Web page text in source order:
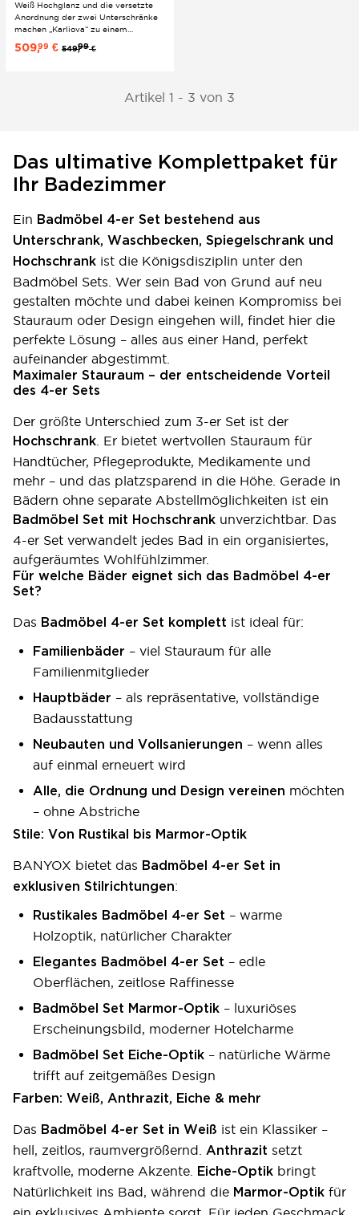
Hochglanz | 2
versetzte
Unterschränke |
Weiß Hochglanz und die versetzte
Anordnung der zwei Unterschränke
machen „Karliova“ zu einem
hängende Gestaltung wirkt leicht
509,99 € 549,99€
Artikel 1 - 3 von 3
Das ultimative Komplettpaket für
Ihr Badezimmer
Ein Badmöbel 4-er Set bestehend aus
Unterschrank, Waschbecken, Spiegelschrank und
Hochschrank ist die Königsdisziplin unter den
Badmöbel Sets. Wer sein Bad von Grund auf neu
gestalten möchte und dabei keinen Kompromiss bei
Stauraum oder Design eingehen will, findet hier die
perfekte Lösung – alles aus einer Hand, perfekt
aufeinander abgestimmt.
Maximaler Stauraum – der entscheidende Vorteil
des 4-er Sets
Der größte Unterschied zum 3-er Set ist der
Hochschrank . Er bietet wertvollen Stauraum für
Handtücher, Pflegeprodukte, Medikamente und
mehr – und das platzsparend in die Höhe. Gerade in
Bädern ohne separate Abstellmöglichkeiten ist ein
Badmöbel Set mit Hochschrank unverzichtbar. Das
4-er Set verwandelt jedes Bad in ein organisiertes,
aufgeräumtes Wohlfühlzimmer.
Für welche Bäder eignet sich das Badmöbel 4-er
Set?
Das Badmöbel 4-er Set komplett ist ideal für:
Familienbäder – viel Stauraum für alle
Familienmitglieder
Hauptbäder – als repräsentative, vollständige
Badausstattung
Neubauten und Vollsanierungen – wenn alles
auf einmal erneuert wird
Alle, die Ordnung und Design vereinen möchten
– ohne Abstriche
Stile: Von Rustikal bis Marmor-Optik
BANYOX bietet das Badmöbel 4-er Set in
exklusiven Stilrichtungen:
Rustikales Badmöbel 4-er Set – warme
Holzoptik, natürlicher Charakter
Elegantes Badmöbel 4-er Set – edle
Oberflächen, zeitlose Raffinesse
Badmöbel Set Marmor-Optik – luxuriöses
Erscheinungsbild, moderner Hotelcharme
Badmöbel Set Eiche-Optik – natürliche Wärme
trifft auf zeitgemäßes Design
Farben: Weiß, Anthrazit, Eiche & mehr
Das Badmöbel 4-er Set in Weiß ist ein Klassiker –
hell, zeitlos, raumvergrößernd. Anthrazit setzt
kraftvolle, moderne Akzente.
Eiche-Optik bringt
Natürlichkeit ins Bad, während die Marmor-Optik für